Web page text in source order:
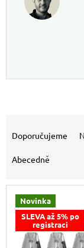
Doporučujeme
Abecedně
Novinka
SLEVA až 5% po
registraci